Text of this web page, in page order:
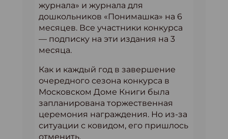
журнала» и журнала для
дошкольников «Понимашка» на 6
месяцев. Все участники конкурса
— подписку на эти издания на 3
месяца.
Как и каждый год в завершение
очередного сезона конкурса в
Московском Доме Книги была
запланирована торжественная
церемония награждения. Но из-за
ситуации с ковидом, его пришлось
отменить.